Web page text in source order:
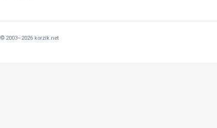
© 2003–2026 korzik.net